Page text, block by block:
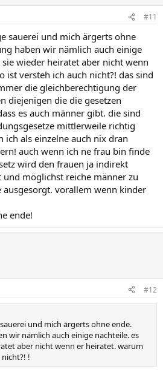
#11
sauerei und mich ärgerts ohne
haben wir nämlich auch einige
wieder heiratet aber nicht wenn
ist versteh ich auch nicht?! das sind
die gleichberechtigung der
diejenigen die die gesetzen
es auch männer gibt. die sind
mittlerweile richtig
ich als einzelne auch nix dran
auch wenn ich ne frau bin finde
wird den frauen ja indirekt
möglichst reiche männer zu
ausgesorgt. vorallem wenn kinder
ende!
#12
und mich ärgerts ohne ende.
wir nämlich auch einige nachteile. es
aber nicht wenn er heiratet. warum
!